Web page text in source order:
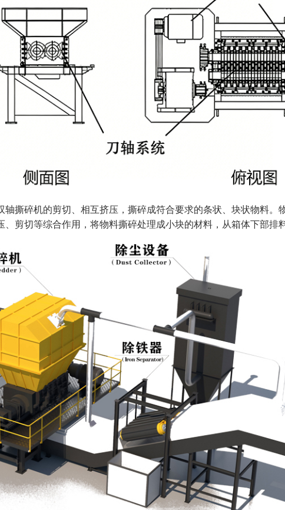
轴撕碎机的剪切、相互挤压，撕碎成符合要求的条状、块状物料。
剪切等综合作用，将物料撕碎处理成小块的材料，从箱体下部排